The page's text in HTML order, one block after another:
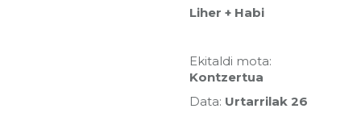
Liher + Habi
Ekitaldi mota:
Kontzertua
Data: Urtarrilak 26